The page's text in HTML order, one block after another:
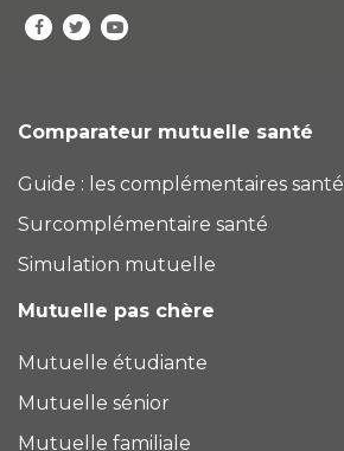
Comparateur mutuelle santé
Guide : les complémentaires santé
Surcomplémentaire santé
Simulation mutuelle
Mutuelle pas chère
Mutuelle étudiante
Mutuelle sénior
Mutuelle familiale